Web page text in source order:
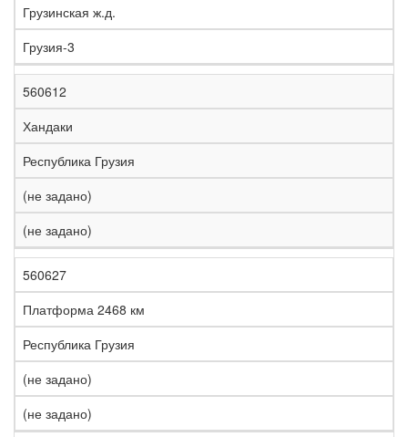
Грузинская ж.д.
Грузия-3
560612
Хандаки
Республика Грузия
(не задано)
(не задано)
560627
Платформа 2468 км
Республика Грузия
(не задано)
(не задано)